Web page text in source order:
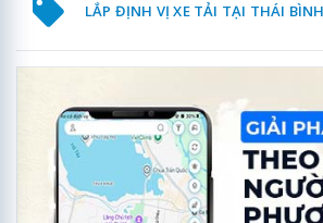
LẮP ĐỊNH VỊ XE TẢI TẠI THÁI BÌNH